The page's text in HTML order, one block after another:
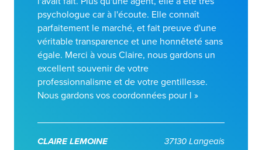
psychologue car à l'écoute. Elle connaît
parfaitement le marché, et fait preuve d'une
véritable transparence et une honnêteté sans
égale. Merci à vous Claire, nous gardons un
excellent souvenir de votre
professionnalisme et de votre gentillesse.
Nous gardons vos coordonnées pour l »
CLAIRE LEMOINE 37130 Langeais